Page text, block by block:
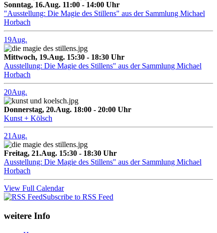
Sonntag, 16.Aug. 11:00 - 14:00 Uhr
"Ausstellung: Die Magie des Stillens" aus der Sammlung Michael
Horbach
19Aug.
Mittwoch, 19.Aug. 15:30 - 18:30 Uhr
Ausstellung: Die Magie des Stillens" aus der Sammlung Michael
Horbach
20Aug.
Donnerstag, 20.Aug. 18:00 - 20:00 Uhr
Kunst + Kölsch
21 Aug.
Freitag, 21.Aug. 15:30 - 18:30 Uhr
Ausstellung: Die Magie des Stillens" aus der Sammlung Michael
Horbach
View Full Calendar
Subscribe to RSS Feed
weitere Info